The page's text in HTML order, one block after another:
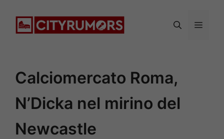
Menu
Calciomercato Roma,
N’Dicka nel mirino del
Newcastle